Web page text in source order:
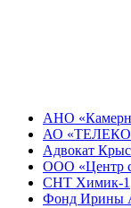
АНО
АО
Адвокат
ООО «Центр
СНТ Химик-1
Фонд Ирины